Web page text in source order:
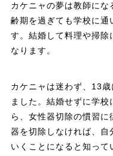
カケニャの夢は教師に
齢期を過ぎても学校に通
す。結婚して料理や掃除
なります。
カケニャは迷わず、13
ました。結婚せずに学
ら、女性器切除の慣習
器を切除しなければ、自
いくことになると知っ